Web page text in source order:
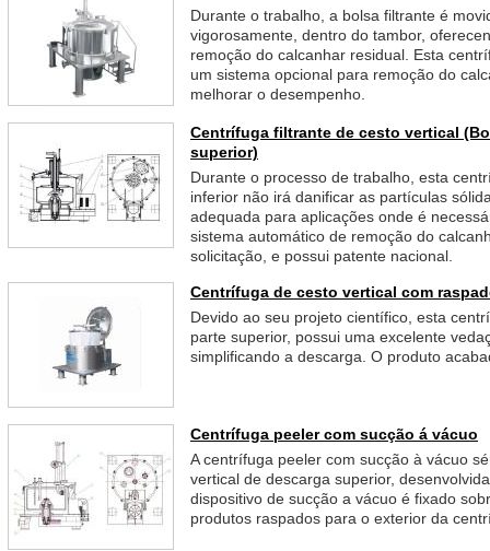
Durante o trabalho, a bolsa filtrante é
vigorosamente, dentro do tambor,
remoção do calcanhar residual. Esta
um sistema opcional para remoção do
melhorar o desempenho.
Centrífuga filtrante de cesto vertical
superior)
Durante o processo de trabalho, esta
inferior não irá danificar as partículas
adequada para aplicações onde é
sistema automático de remoção do
solicitação, e possui patente nacional.
Centrífuga de cesto vertical com
Devido ao seu projeto científico, esta
parte superior, possui uma excelente
simplificando a descarga. O produto
Centrífuga peeler com sucção á vácuo
A centrífuga peeler com sucção à vácuo
vertical de descarga superior,
dispositivo de sucção a vácuo é fixado
produtos raspados para o exterior da